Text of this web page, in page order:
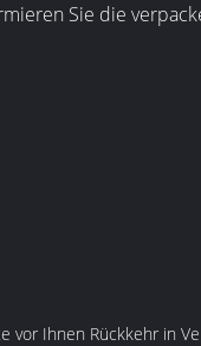
Sie die
vor Ihnen Rückkehr in